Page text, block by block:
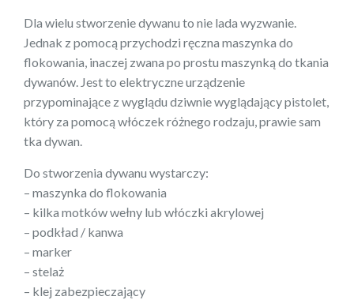
Dla wielu stworzenie dywanu to nie lada wyzwanie.
Jednak z pomocą przychodzi ręczna maszynka do
flokowania, inaczej zwana po prostu maszynką do tkania
dywanów. Jest to elektryczne urządzenie
przypominające z wyglądu dziwnie wyglądający pistolet,
który za pomocą włóczek różnego rodzaju, prawie sam
tka dywan.
Do stworzenia dywanu wystarczy:
– maszynka do flokowania
– kilka motków wełny lub włóczki akrylowej
– podkład / kanwa
– marker
– stelaż
– klej zabezpieczający